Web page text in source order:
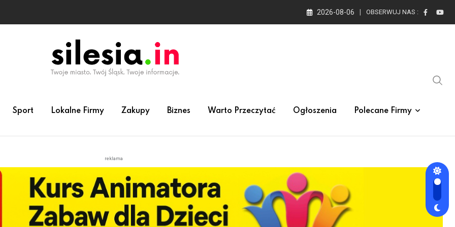
2026-08-06 OBSERWUJ NAS :
Sport Lokalne Firmy Zakupy Biznes Warto Przeczytać Ogłoszenia Polecane Firmy
reklama